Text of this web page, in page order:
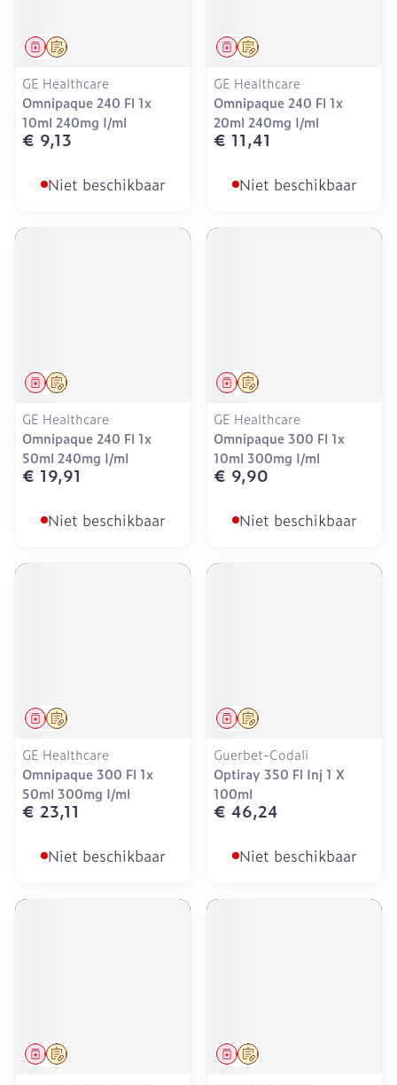
Op voorschrift
Geneesmiddel
GE Healthcare
Omnipaque 240 Fl 1x
10ml 240mg I/ml
€ 9,13
Niet beschikbaar
Op voorschrift
Geneesmiddel
GE Healthcare
Omnipaque 240 Fl 1x
20ml 240mg I/ml
€ 11,41
Niet beschikbaar
Op voorschrift
Geneesmiddel
GE Healthcare
Omnipaque 240 Fl 1x
50ml 240mg I/ml
€ 19,91
Niet beschikbaar
Op voorschrift
Geneesmiddel
GE Healthcare
Omnipaque 300 Fl 1x
10ml 300mg I/ml
€ 9,90
Niet beschikbaar
Op voorschrift
Geneesmiddel
GE Healthcare
Omnipaque 300 Fl 1x
50ml 300mg I/ml
€ 23,11
Niet beschikbaar
Op voorschrift
Geneesmiddel
Guerbet-Codali
Optiray 350 Fl Inj 1 X
100ml
€ 46,24
Niet beschikbaar
Op voorschrift
Geneesmiddel Op voorschrift
Geneesmiddel